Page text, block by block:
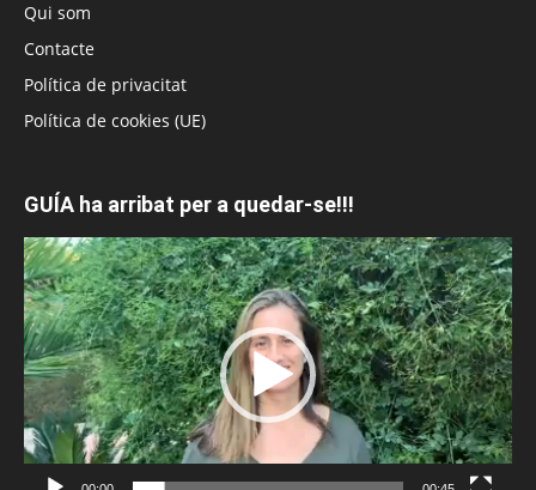
Qui som
Contacte
Política de privacitat
Política de cookies (UE)
GUÍA ha arribat per a quedar-se!!!
Reproductor
de
vídeo